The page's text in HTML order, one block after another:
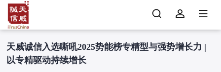
天威诚信入选嘶吼2025势能榜专精型与强势增长力 |
以专精驱动持续增长